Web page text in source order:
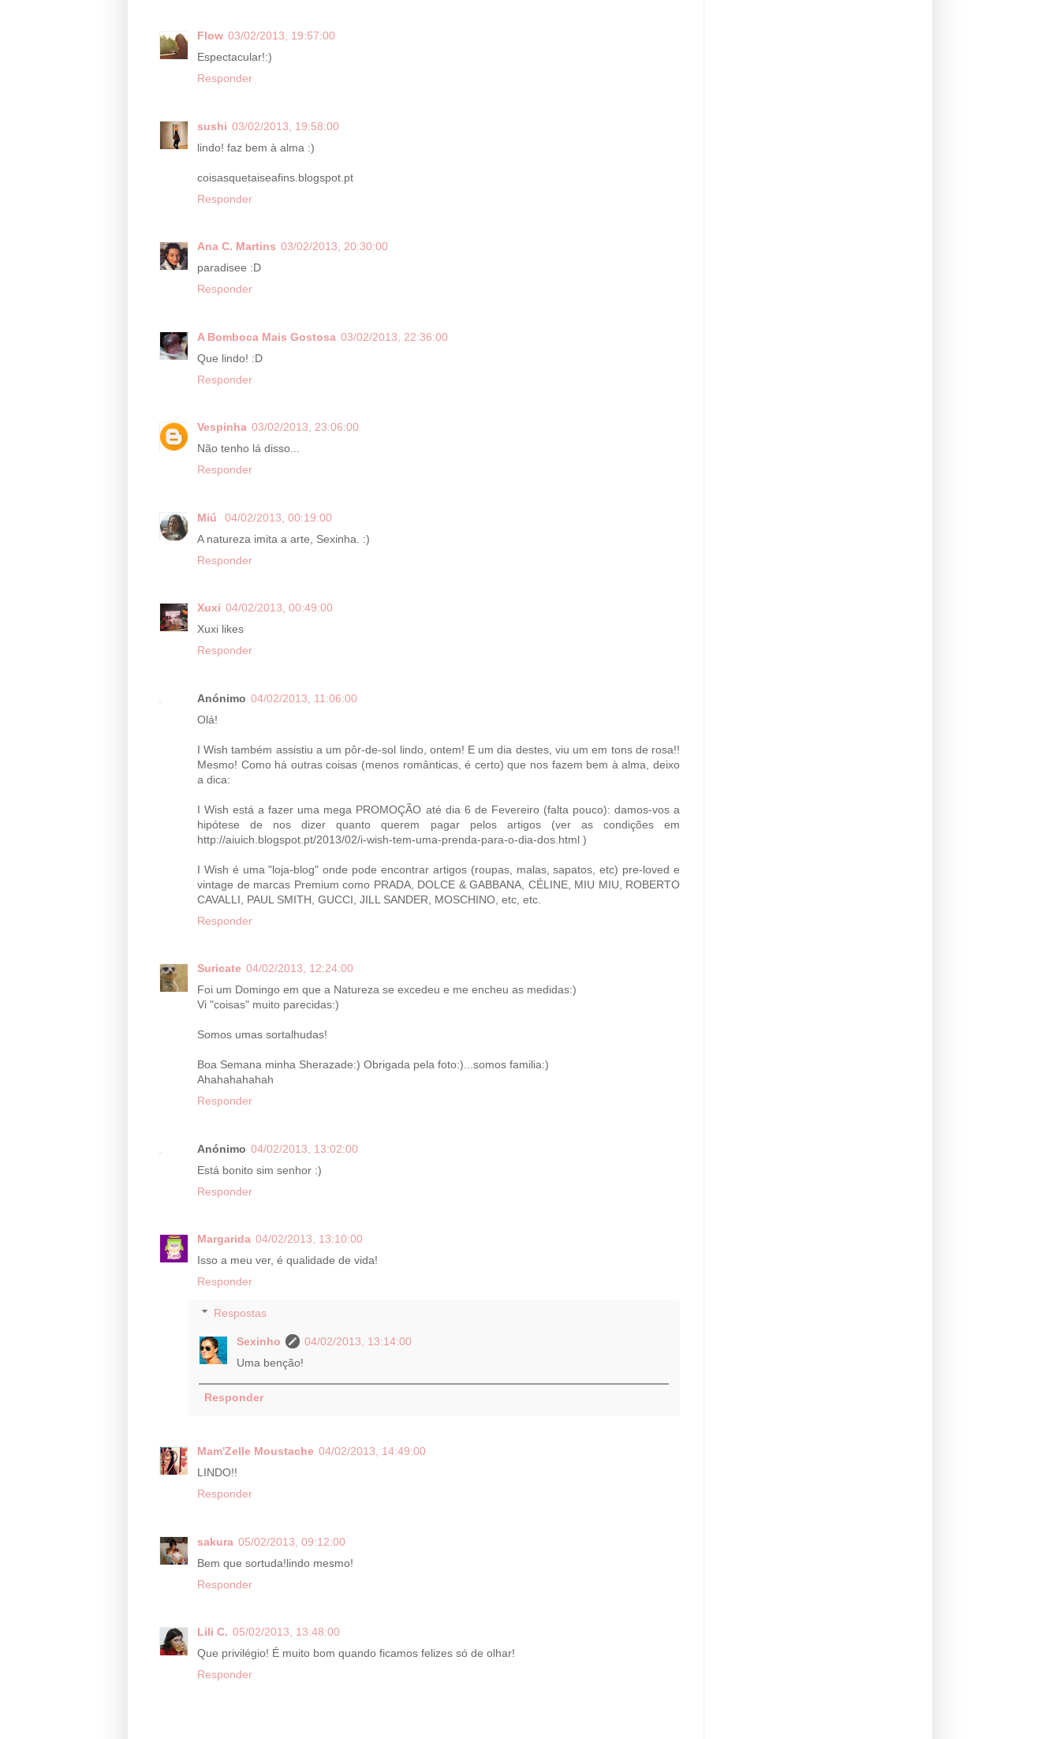
Flow 03/02/2013, 19:57:00
Espectacular!:)
Responder
sushi 03/02/2013, 19:58:00
lindo! faz bem à alma :)
coisasquetaiseafins.blogspot.pt
Responder
Ana C. Martins 03/02/2013, 20:30:00
paradisee :D
Responder
A Bomboca Mais Gostosa 03/02/2013, 22:36:00
Que lindo! :D
Responder
Vespinha 03/02/2013, 23:06:00
Não tenho lá disso...
Responder
Miú
04/02/2013, 00:19:00
A natureza imita a arte, Sexinha. :)
Responder
Xuxi 04/02/2013, 00:49:00
Xuxi likes
Responder
Anónimo 04/02/2013, 11:06:00
Olá!
I Wish também assistiu a um pôr-de-sol lindo, ontem! E um dia destes, viu um em tons de rosa!!
Mesmo! Como há outras coisas (menos românticas, é certo) que nos fazem bem à alma, deixo
a dica:
I Wish está a fazer uma mega PROMOÇÃO até dia 6 de Fevereiro (falta pouco): damos-vos a
hipótese de nos dizer quanto querem pagar pelos artigos (ver as condições em
http://aiuich.blogspot.pt/2013/02/i-wish-tem-uma-prenda-para-o-dia-dos.html )
I Wish é uma "loja-blog" onde pode encontrar artigos (roupas, malas, sapatos, etc) pre-loved e
vintage de marcas Premium como PRADA, DOLCE & GABBANA, CÉLINE, MIU MIU, ROBERTO
CAVALLI, PAUL SMITH, GUCCI, JILL SANDER, MOSCHINO, etc, etc.
Responder
Suricate 04/02/2013, 12:24:00
Foi um Domingo em que a Natureza se excedeu e me encheu as medidas:)
Vi "coisas" muito parecidas:)
Somos umas sortalhudas!
Boa Semana minha Sherazade:) Obrigada pela foto:)...somos familia:)
Ahahahahahah
Responder
Anónimo 04/02/2013, 13:02:00
Está bonito sim senhor :)
Responder
Margarida 04/02/2013, 13:10:00
Isso a meu ver, é qualidade de vida!
Responder
Respostas
Sexinho
04/02/2013, 13:14:00
Uma benção!
Responder
Mam'Zelle Moustache 04/02/2013, 14:49:00
LINDO!!
Responder
sakura 05/02/2013, 09:12:00
Bem que sortuda!lindo mesmo!
Responder
Lili C. 05/02/2013, 13:48:00
Que privilégio! É muito bom quando ficamos felizes só de olhar!
Responder